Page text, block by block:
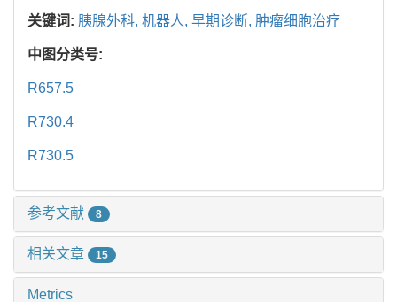
关键词: 胰腺外科, 机器人, 早期诊断, 肿瘤细胞治疗
中图分类号:
R657.5
R730.4
R730.5
参考文献 8
相关文章 15
Metrics